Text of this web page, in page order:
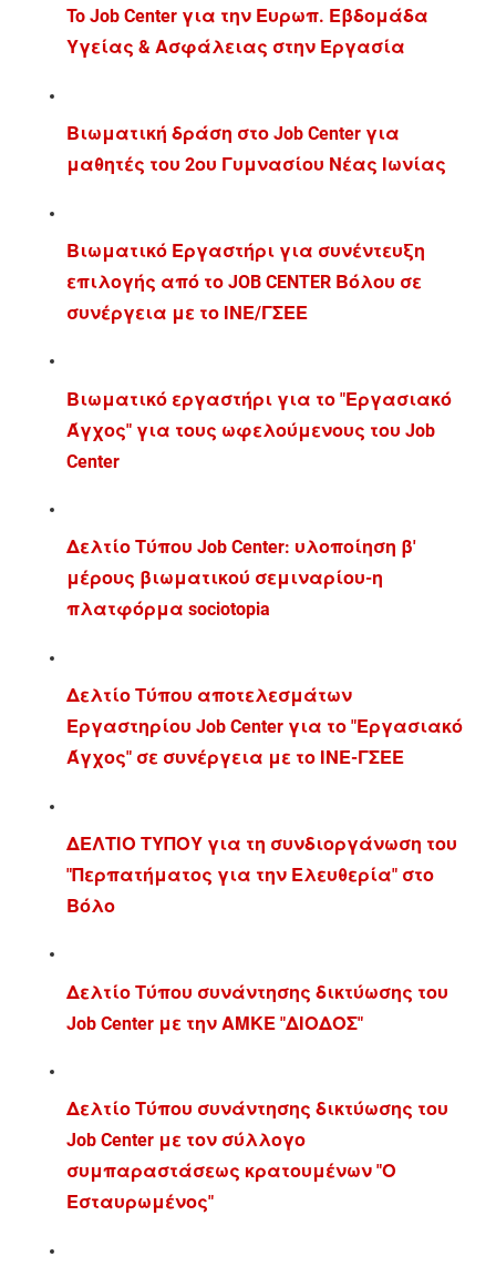
To Job Center για την Ευρωπ. Εβδομάδα
Υγείας & Ασφάλειας στην Εργασία
Βιωματική δράση στο Job Center για
μαθητές του 2ου Γυμνασίου Νέας Ιωνίας
Βιωματικό Εργαστήρι για συνέντευξη
επιλογής από το JOB CENTER Βόλου σε
συνέργεια με το ΙΝΕ/ΓΣΕΕ
Βιωματικό εργαστήρι για το "Εργασιακό
Άγχος" για τους ωφελούμενους του Job
Center
Δελτίο Τύπου Job Center: υλοποίηση β'
μέρους βιωματικού σεμιναρίου-η
πλατφόρμα sociotopia
Δελτίο Τύπου αποτελεσμάτων
Εργαστηρίου Job Center για το "Εργασιακό
Άγχος" σε συνέργεια με το ΙΝΕ-ΓΣΕΕ
ΔΕΛΤΙΟ ΤΥΠΟΥ για τη συνδιοργάνωση του
"Περπατήματος για την Ελευθερία" στο
Βόλο
Δελτίο Τύπου συνάντησης δικτύωσης του
Job Center με την ΑΜΚΕ "ΔΙΟΔΟΣ"
Δελτίο Τύπου συνάντησης δικτύωσης του
Job Center με τον σύλλογο
συμπαραστάσεως κρατουμένων "Ο
Εσταυρωμένος"